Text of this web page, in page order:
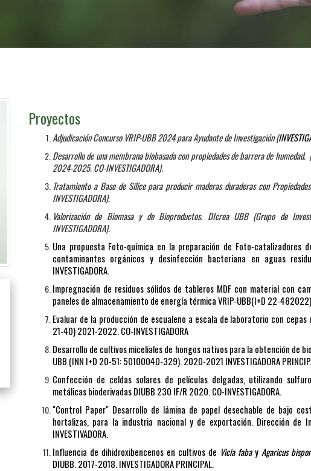
Proyectos
Adjudicación Concurso VRIP-UBB 2024 para Ayudante de Investigación (
Desarrollo de una membrana biobasada con propiedades de barrera de
2024-2025. CO-INVESTIGADORA).
Tratamiento a Base de Sílice para producir maderas duraderas con
INVESTIGADORA).
Valorización de Biomasa y de Bioproductos. DIcrea UBB (Grupo de
INVESTIGADORA).
Una propuesta Foto-química en la preparación de Foto-catalizadores
contaminantes orgánicos y desinfección bacteriana en aguas
INVESTIGADORA.
Impregnación de residuos sólidos de tableros MDF con material con
paneles de almacenamiento de energía térmica VRIP-UBB(I+D 22-482022)
Evaluar de la producción de escualeno a escala de laboratorio con
21-40) 2021-2022. CO-INVESTIGADORA
Desarrollo de cultivos miceliales de hongos nativos para la obtención de
UBB (INN I+D 20-51: 50100040-329). 2020-2021 INVESTIGADORA
Confección de celdas solares de películas delgadas, utilizando
metálicas bioderivadas DIUBB 230 IF/R 2020. CO-INVESTIGADORA.
"Control Paper" Desarrollo de lámina de papel desechable de bajo
hortalizas, para la industria nacional y de exportación. Dirección de
INVESTIVADORA.
Influencia de dihidroxibencenos en cultivos de Vicia fabay Agaricus
DIUBB. 2017-2018. INVESTIGADORA PRINCIPAL.